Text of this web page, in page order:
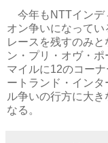
今年もNTTインデ
オン争いになって
レースを残すのみ
ン・プリ・オヴ・
マイルに12のコー
ートランド・イン
ル争いの行方に大
なる。